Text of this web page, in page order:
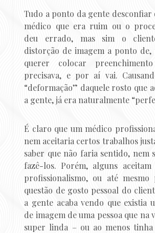
Tudo a ponto da gente desconfiar
médico que era ruim ou o
deu errado, mas sim o
distorção de imagem a ponto de,
querer colocar
precisava, e por aí vai.
“deformação” daquele rosto que
a gente, já era naturalmente
É claro que um médico
nem aceitaria certos trabalhos
saber que não faria sentido, nem
fazê-los. Porém, alguns
profissionalismo, ou até
questão de gosto pessoal do
a gente acaba vendo que existia
de imagem de uma pessoa que na
super linda – ou ao menos